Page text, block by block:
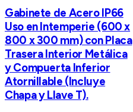
Gabinete de Acero IP66
Uso en Intemperie (600 x
800 x 300 mm) con Placa
Trasera Interior Metálica
y Compuerta Inferior
Atornillable (Incluye
Chapa y Llave T).